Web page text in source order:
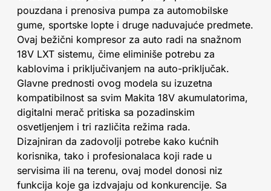
pouzdana i prenosiva pumpa za automobilske
gume, sportske lopte i druge naduvajuće predmete.
Ovaj bežični kompresor za auto radi na snažnom
18V LXT sistemu, čime eliminiše potrebu za
kablovima i priključivanjem na auto-priključak.
Glavne prednosti ovog modela su izuzetna
kompatibilnost sa svim Makita 18V akumulatorima,
digitalni merač pritiska sa pozadinskim
osvetljenjem i tri različita režima rada.
Dizajniran da zadovolji potrebe kako kućnih
korisnika, tako i profesionalaca koji rade u
servisima ili na terenu, ovaj model donosi niz
funkcija koje ga izdvajaju od konkurencije. Sa